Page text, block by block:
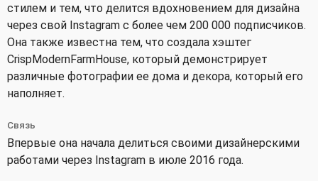
стилем и тем, что делится вдохновением для дизайна
через свой Instagram с более чем 200 000 подписчиков.
Она также известна тем, что создала хэштег
CrispModernFarmHouse, который демонстрирует
различные фотографии ее дома и декора, который его
наполняет.
Связь
Впервые она начала делиться своими дизайнерскими
работами через Instagram в июле 2016 года.